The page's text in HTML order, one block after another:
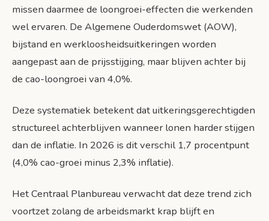
missen daarmee de loongroei-effecten die werkenden
wel ervaren. De Algemene Ouderdomswet (AOW),
bijstand en werkloosheidsuitkeringen worden
aangepast aan de prijsstijging, maar blijven achter bij
de cao-loongroei van 4,0%.
Deze systematiek betekent dat uitkeringsgerechtigden
structureel achterblijven wanneer lonen harder stijgen
dan de inflatie. In 2026 is dit verschil 1,7 procentpunt
(4,0% cao-groei minus 2,3% inflatie).
Het Centraal Planbureau verwacht dat deze trend zich
voortzet zolang de arbeidsmarkt krap blijft en